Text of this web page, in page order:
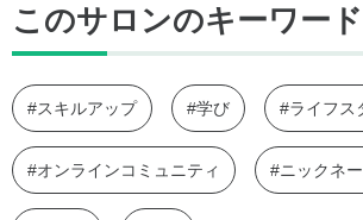
このサロンのキーワード
#スキルアップ #学び #ライフス
#オンラインコミュニティ #ニックネ